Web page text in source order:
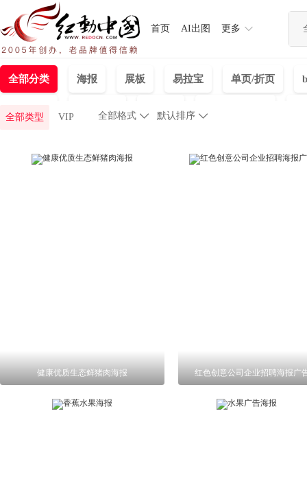
首页 AI出图 更多
全部分类 海报 展板 易拉宝 单页/折页
节日图片 文化墙
全部类型 VIP 
全部格式 默认排序 
健康优质生态鲜猪肉海报 红色创意公司企业招聘海报广